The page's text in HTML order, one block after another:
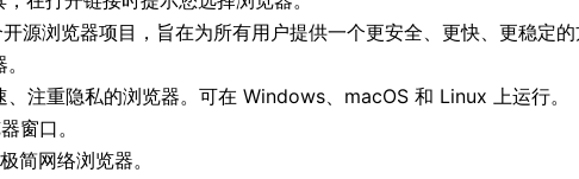
源浏览器项目，旨在为所有用户提供一个更安全、更快、更稳定
注重隐私的浏览器。可在 Windows、macOS 和 Linux 上运行。
窗口。
简网络浏览器。